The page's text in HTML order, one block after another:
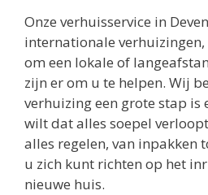
Onze verhuisservice in
internationale
om een lokale of
zijn er om u te helpen. Wij
verhuizing een grote stap is
wilt dat alles soepel
alles regelen, van inpakken
u zich kunt richten op het
nieuwe huis.